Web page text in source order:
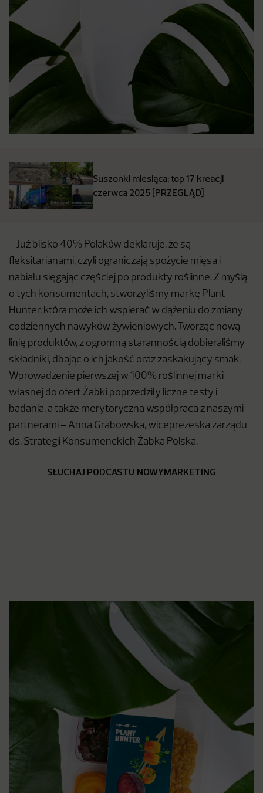
Suszonki miesiąca: top 17 kreacji
czerwca 2025 [PRZEGLĄD]
– Już blisko 40% Polaków deklaruje, że są
fleksitarianami, czyli ograniczają spożycie mięsa i
nabiału sięgając częściej po produkty roślinne. Z myślą
o tych konsumentach, stworzyliśmy markę Plant
Hunter, która może ich wspierać w dążeniu do zmiany
codziennych nawyków żywieniowych. Tworząc nową
linię produktów, z ogromną starannością dobieraliśmy
składniki, dbając o ich jakość oraz zaskakujący smak.
Wprowadzenie pierwszej w 100% roślinnej marki
własnej do ofert Żabki poprzedziły liczne testy i
badania, a także merytoryczna współpraca z naszymi
partnerami – Anna Grabowska, wiceprezeska zarządu
ds. Strategii Konsumenckich Żabka Polska.
SŁUCHAJ PODCASTU NOWYMARKETING